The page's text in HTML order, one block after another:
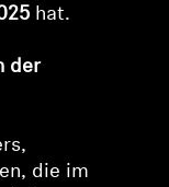
hat.
der
die im